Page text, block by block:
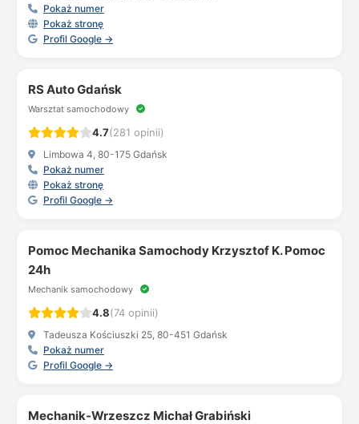
Pokaż numer
Pokaż stronę
Profil Google →
RS Auto Gdańsk
Warsztat samochodowy
4.7(281 opinii)
Limbowa 4, 80-175 Gdańsk
Pokaż numer
Pokaż stronę
Profil Google →
Pomoc Mechanika Samochody Krzysztof K. Pomoc
24h
Mechanik samochodowy
4.8(74 opinii)
Tadeusza Kościuszki 25, 80-451 Gdańsk
Pokaż numer
Profil Google →
Mechanik-Wrzeszcz Michał Grabiński